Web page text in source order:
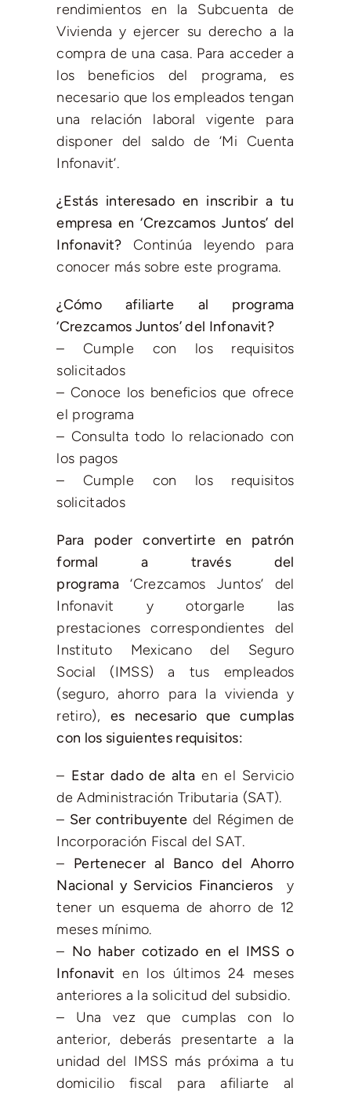
rendimientos en la Subcuenta de
Vivienda y ejercer su derecho a la
compra de una casa. Para acceder a
los beneficios del programa, es
necesario que los empleados tengan
una relación laboral vigente para
disponer del saldo de ‘Mi Cuenta
Infonavit’.
¿Estás interesado en inscribir a tu
empresa en ‘Crezcamos Juntos’ del
Infonavit? Continúa leyendo para
conocer más sobre este programa.
¿Cómo afiliarte al programa
‘Crezcamos Juntos’ del Infonavit?
– Cumple con los requisitos
solicitados
– Conoce los beneficios que ofrece
el programa
– Consulta todo lo relacionado con
los pagos
– Cumple con los requisitos
solicitados
Para poder convertirte en patrón
formal a través del
programa‘Crezcamos Juntos’ del
Infonavit y otorgarle las
prestaciones correspondientes del
Instituto Mexicano del Seguro
Social (IMSS) a tus empleados
(seguro, ahorro para la vivienda y
retiro), es necesario que cumplas
con los siguientes requisitos:
– Estar dado de alta en el Servicio
de Administración Tributaria (SAT).
– Ser contribuyente del Régimen de
Incorporación Fiscal del SAT.
– Pertenecer al Banco del Ahorro
Nacional y Servicios Financieros y
tener un esquema de ahorro de 12
meses mínimo.
– No haber cotizado en el IMSS o
Infonavit en los últimos 24 meses
anteriores a la solicitud del subsidio.
– Una vez que cumplas con lo
anterior, deberás presentarte a la
unidad del IMSS más próxima a tu
domicilio fiscal para afiliarte al